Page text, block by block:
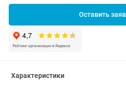
Оставить
Характеристики